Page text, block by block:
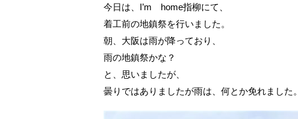
今日は、I’m home指柳にて、
着工前の地鎮祭を行いました。
朝、大阪は雨が降っており、
雨の地鎮祭かな？
と、思いましたが、
曇りではありましたが雨は、何とか免れました。